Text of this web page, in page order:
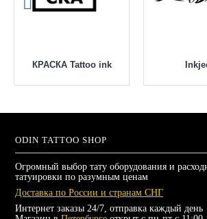
КРАСКА Tattoo ink
ODIN TATTOO SHOP
Огромный выбор тату оборудования и
татуировки по разумным ценам
Доставка по России и странам СНГ
Интернет заказы 24/7, отправка каждый день